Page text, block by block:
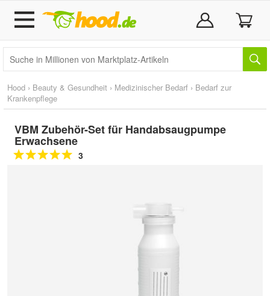
Hood › Beauty & Gesundheit › Medizinischer Bedarf › Bedarf zur
Krankenpflege
VBM Zubehör-Set für Handabsaugpumpe
Erwachsene
3